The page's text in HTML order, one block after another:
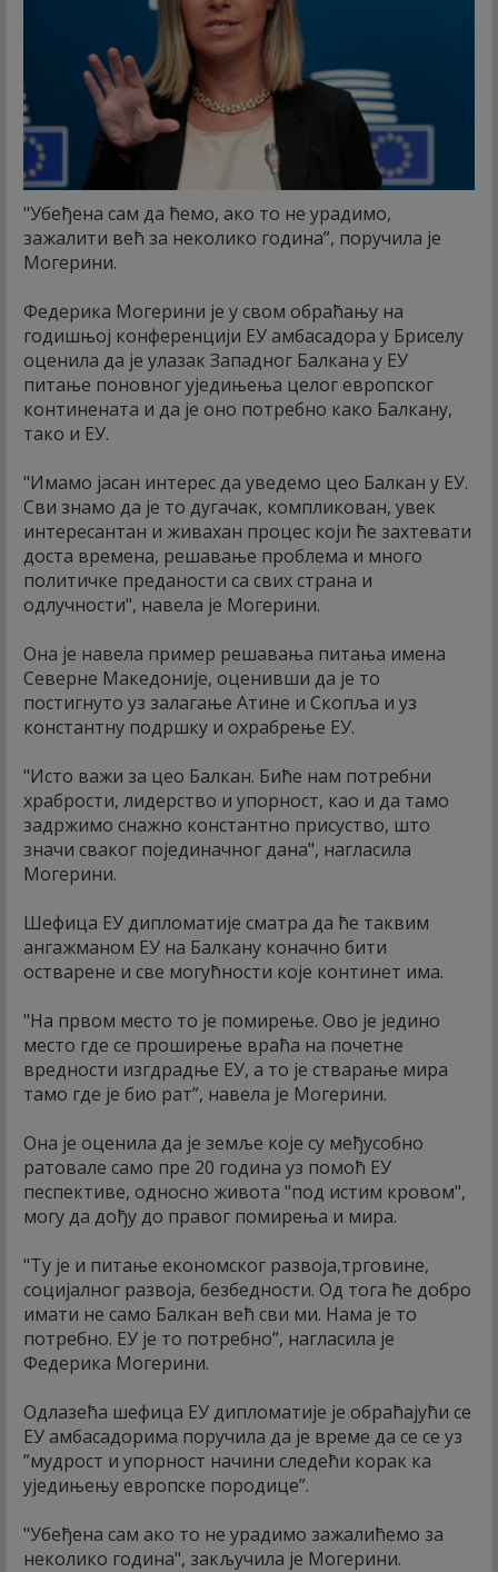
"Убеђена сам да ћемо, ако то не урадимо,
зажалити већ за неколико година”, поручила је
Могерини.
Федерика Могерини је у свом обраћању на
годишњој конференцији ЕУ амбасадора у Бриселу
оценила да је улазак Западног Балкана у ЕУ
питање поновног уједињења целог европског
континената и да је оно потребно како Балкану,
тако и ЕУ.
"Имамо јасан интерес да уведемо цео Балкан у ЕУ.
Сви знамо да је то дугачак, компликован, увек
интересантан и живахан процес који ће захтевати
доста времена, решавање проблема и много
политичке преданости са свих страна и
одлучности", навела је Могерини.
Она је навела пример решавања питања имена
Северне Македоније, оценивши да је то
постигнуто уз залагање Атине и Скопља и уз
константну подршку и охрабрење ЕУ.
"Исто важи за цео Балкан. Биће нам потребни
храбрости, лидерство и упорност, као и да тамо
задржимо снажно константно присуство, што
значи сваког појединачног дана", нагласила
Могерини.
Шефица ЕУ дипломатије сматра да ће таквим
ангажманом ЕУ на Балкану коначно бити
остварене и све могућности које континет има.
"На првом место то је помирење. Ово је једино
место где се проширење враћа на почетне
вредности изгдрадње ЕУ, а то је стварање мира
тамо где је био рат”, навела је Могерини.
Она је оценила да је земље које су међусобно
ратовале само пре 20 година уз помоћ ЕУ
песпективе, односно живота "под истим кровом",
могу да дођу до правог помирења и мира.
"Ту је и питање економског развоја,трговине,
социјалног развоја, безбедности. Од тога ће добро
имати не само Балкан већ сви ми. Нама је то
потребно. ЕУ је то потребно”, нагласила је
Федерика Могерини.
Одлазећа шефица ЕУ дипломатије је обраћајући се
ЕУ амбасадорима поручила да је време да се се уз
”мудрост и упорност начини следећи корак ка
уједињењу европске породице”.
"Убеђена сам ако то не урадимо зажалићемо за
неколико година", закључила је Могерини.